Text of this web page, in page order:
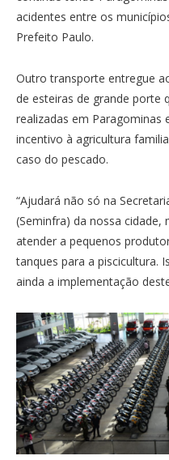
acidentes entre os
Prefeito Paulo.
Outro transporte entregue
de esteiras de grande porte
realizadas em Paragominas
incentivo à agricultura
caso do pescado.
“Ajudará não só na
(Seminfra) da nossa cidade,
atender a pequenos
tanques para a piscicultura.
ainda a implementação